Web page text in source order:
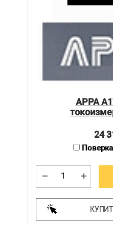
APPA
24